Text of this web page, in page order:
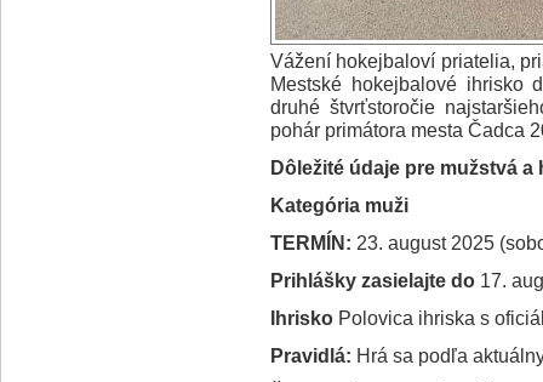
Vážení hokejbaloví priatelia,
Mestské hokejbalové ihrisko
druhé štvrťstoročie
pohár primátora mesta Čadca
Dôležité údaje pre mužstvá
Kategória muži
TERMÍN: 23. august 2025
Prihlášky zasielajte do 17.
Ihrisko Polovica ihriska s
Pravidlá: Hrá sa podľa